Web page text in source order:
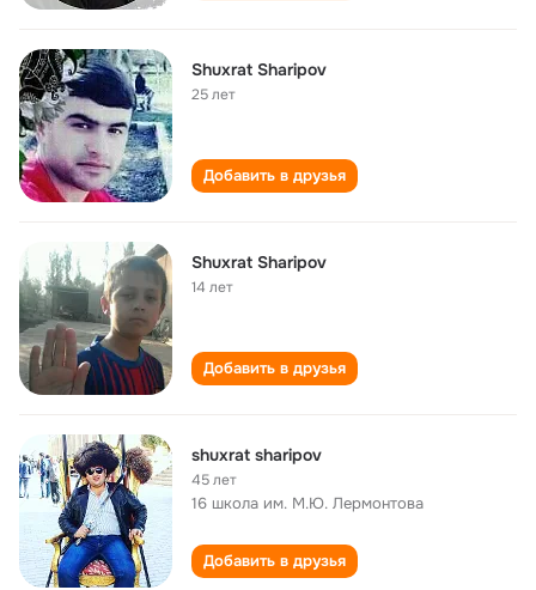
Shuxrat Sharipov
25 лет
Добавить в друзья
Shuxrat Sharipov
14 лет
Добавить в друзья
shuxrat sharipov
45 лет
16 школа им. М.Ю. Лермонтова
Добавить в друзья